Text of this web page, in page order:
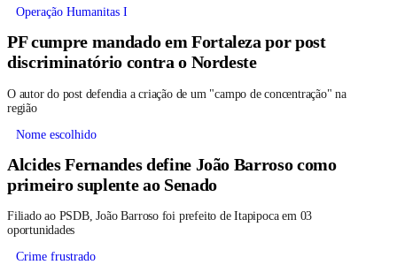
Operação Humanitas I
PF cumpre mandado em Fortaleza por post
discriminatório contra o Nordeste
O autor do post defendia a criação de um "campo de concentração" na
região
Nome escolhido
Alcides Fernandes define João Barroso como
primeiro suplente ao Senado
Filiado ao PSDB, João Barroso foi prefeito de Itapipoca em 03
oportunidades
Crime frustrado